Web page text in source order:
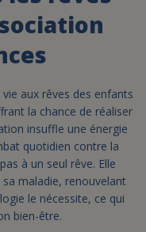
DEVENIR
UN PETIT PRINCE
vie aux rêves des enfants
la chance de réaliser
insuffle une énergie
quotidien contre la
à un seul rêve. Elle
maladie, renouvelant
le nécessite, ce qui
bien-être.